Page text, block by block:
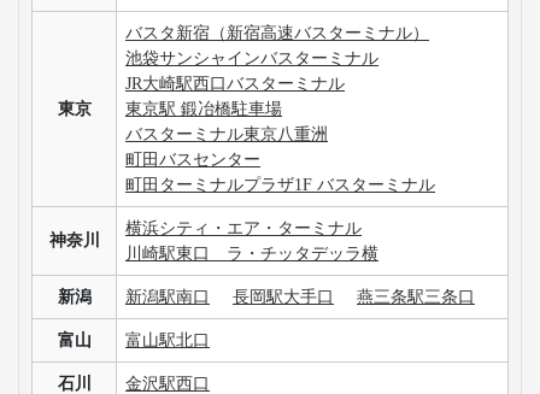
東京
バスタ新宿（新宿高速バスターミナル）
池袋サンシャインバスターミナル
JR大崎駅西口バスターミナル
東京駅 鍛冶橋駐車場
バスターミナル東京八重洲
町田バスセンター
町田ターミナルプラザ1F バスターミナル
神奈川
横浜シティ・エア・ターミナル
川崎駅東口 ラ・チッタデッラ横
新潟 新潟駅南口 長岡駅大手口 燕三条駅三条口
富山 富山駅北口
石川 金沢駅西口